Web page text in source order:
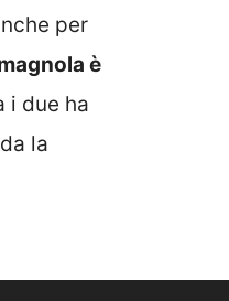
per
è
i due ha
la